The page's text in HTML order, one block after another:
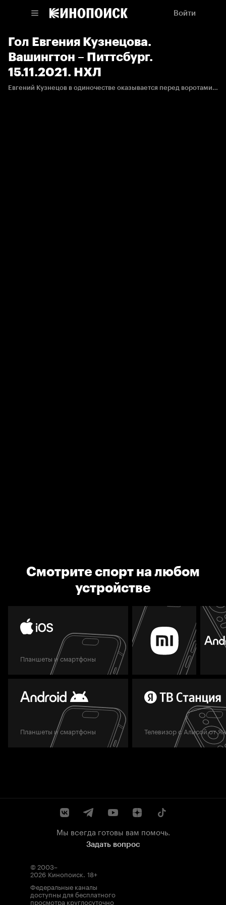
Войти
Гол Евгения Кузнецова.
Вашингтон – Питтсбург.
15.11.2021. НХЛ
Евгений Кузнецов в одиночестве оказывается перед воротами Тристана Джарри и забрасывает шестую шайбу в сезоне
Смотрите спорт на любом
устройстве
Планшеты и смартфоны
Планшеты и смартфоны Телевизор с Алисой от
Мы всегда готовы вам помочь.
Задать вопрос
© 2003–
2026 Кинопоиск. 18+
Федеральные каналы
доступны для бесплатного
просмотра круглосуточно